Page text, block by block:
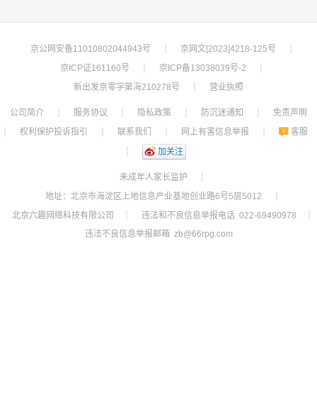
京公网安备11010802044943号 ┊ 京网文[2023]4218-125号
┊
京ICP证161160号
┊ 京ICP备13038039号-2
┊
新出发京零字第海210278号
┊ 营业执照
公司简介 ┊ 服务协议 ┊ 隐私政策 ┊ 防沉迷通知 ┊
免责声明
┊
权利保护投诉指引 ┊ 联系我们 ┊ 网上有害信息举报 ┊
客服
┊
加关注
未成年人家长监护
┊
地址：北京市海淀区上地信息产业基地创业路6号5层5012
┊
北京六趣网络科技有限公司
┊ 违法和不良信息举报电话 022-69490978
┊
违法不良信息举报邮箱 zb@66rpg.com